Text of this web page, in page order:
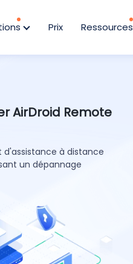
Prix Ressources
AirDroid Remote
à distance
un dépannage